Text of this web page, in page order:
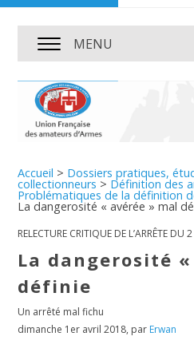
MENU
Accueil > Dossiers pratiques,
collectionneurs > Définition des
Problématiques de la définition
La dangerosité « avérée » mal
RELECTURE CRITIQUE DE L’ARRÊTE DU
La dangerosité
définie
Un arrêté mal fichu
dimanche 1er avril 2018, par Erwan